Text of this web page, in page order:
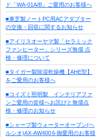
ド「WA-01A/B」ご愛用のお客様へ
■東芝製ノートPC用ACアダプター
の交換・回収に関するお知らせ
■アイリスオーヤマ製「セラミック
ファンヒーター」シリーズ無償 点
検・修理について
■タイガー製除湿乾燥機【AHE型】
をご愛用のお客様へ
■コイズミ照明製 インテリアファ
ンご愛用の皆様へお詫びと無償点
検・修理のお知らせ
■シャープ製ウォーターオーブン(ヘ
ルシオ)AX-AW400を御愛用のお客様